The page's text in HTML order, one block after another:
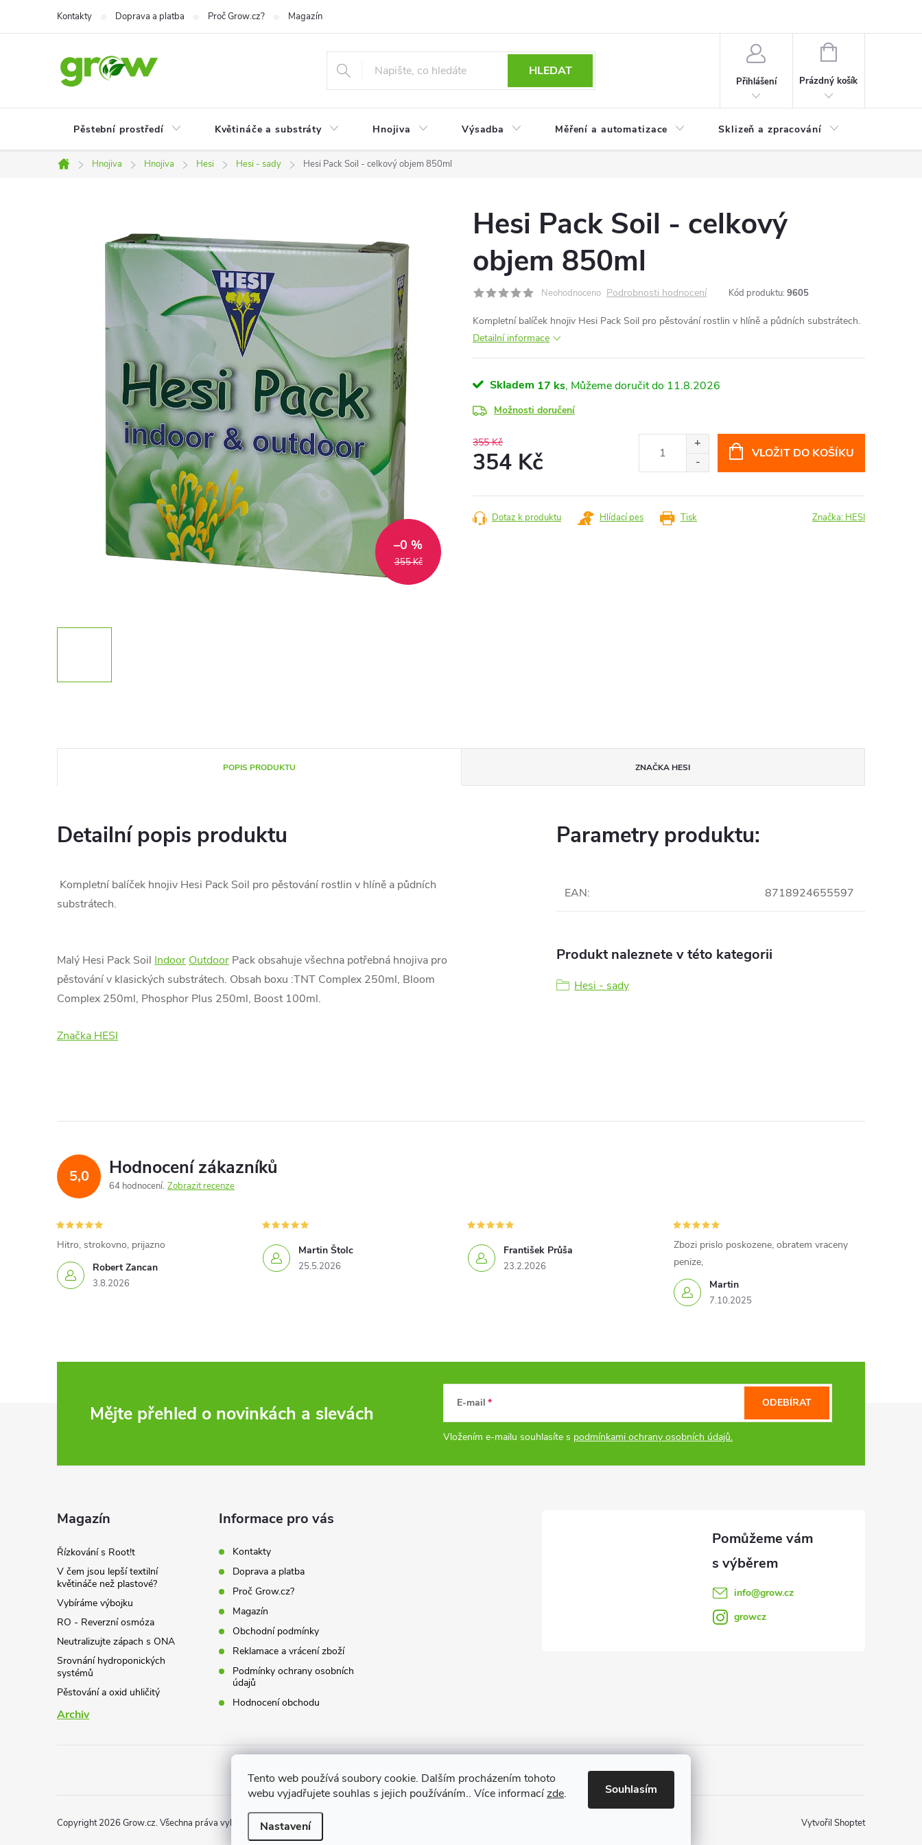
Tento web používá soubory cookie. Dalším procházením tohoto
webu vyjadřujete souhlas s jejich používáním.. Více informacízde.
Nastavení
Souhlasím
Kontakty Doprava a platba Proč Grow.cz? Magazín
HLEDAT
Přihlášení
NÁKUPNÍ
Prázdný košík
Pěstební prostředí Květináče a substráty Hnojiva Výsadba Měření a automatizace Sklizeň a zpracování
Domů
Hnojiva Hnojiva Hesi Hesi - sady Hesi Pack Soil - celkový objem 850ml
355 Kč
–0 %
Hesi Pack Soil - celkový
objem 850ml
Neohodnoceno Podrobnosti hodnocení Kód produktu: 9605
Kompletní balíček hnojiv Hesi Pack Soil pro pěstování rostlin v hlíně a půdních substrátech.
Detailní informace
Skladem 17 ks 11.8.2026
Možnosti doručení
355 Kč
354 Kč
cena:
VLOŽIT DO KOŠÍKU
Tisk
Dotaz k produktu Hlídací pes Značka: HESI
POPIS PRODUKTU ZNAČKA HESI
Detailní popis produktu
Kompletní balíček hnojiv Hesi Pack Soil pro pěstování rostlin v hlíně a půdních
substrátech.
Malý Hesi Pack Soil Indoor Outdoor Pack obsahuje všechna potřebná hnojiva pro
pěstování v klasických substrátech. Obsah boxu :TNT Complex 250ml, Bloom
Complex 250ml, Phosphor Plus 250ml, Boost 100ml.
Parametry produktu:
EAN: 8718924655597
Produkt naleznete v této kategorii
Hesi - sady
Značka HESI
5,0 Hodnocení zákazníků
64 hodnocení Zobrazit recenze
Robert Zancan
3.8.2026
Hitro, strokovno, prijazno Martin Štolc
25.5.2026
František Průša
23.2.2026
Martin
7.10.2025
Zbozi prislo poskozene, obratem vraceny
penize,
Mějte přehled o novinkách a slevách E-mail
Vložením e-mailu souhlasíte s podmínkami ochrany osobních údajů.
ODEBÍRAT
Magazín
Řízkování s Root!t
V čem jsou lepší textilní
květináče než plastové?
Vybíráme výbojku
RO - Reverzní osmóza
Neutralizujte zápach s ONA
Srovnání hydroponických
systémů
Pěstování a oxid uhličitý
Archiv
Informace pro vás
Kontakty
Doprava a platba
Proč Grow.cz?
Magazín
Obchodní podmínky
Reklamace a vrácení zboží
Podmínky ochrany osobních
údajů
Hodnocení obchodu
info@grow.cz
growcz
Vytvořil Shoptet
Copyright 2026 Grow.cz. Všechna práva vyhrazena.